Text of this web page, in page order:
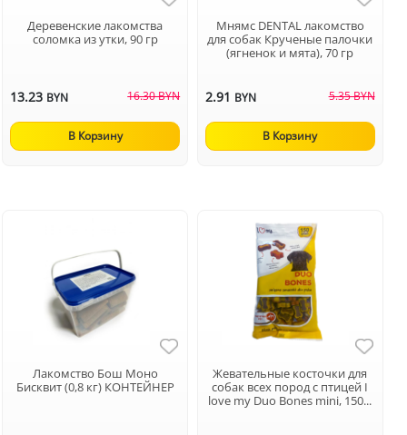
Деревенские лакомства
соломка из утки, 90 гр
13.23 BYN 16.30 BYN
В Корзину
Мнямс DENTAL лакомство
для собак Крученые палочки
(ягненок и мята), 70 гр
2.91 BYN 5.35 BYN
В Корзину
Лакомство Бош Моно
Бисквит (0,8 кг) КОНТЕЙНЕР
Жевательные косточки для
собак всех пород с птицей I
love my Duo Bones mini, 150...